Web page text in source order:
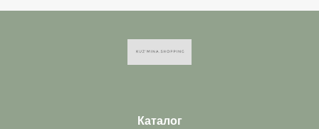
Каталог